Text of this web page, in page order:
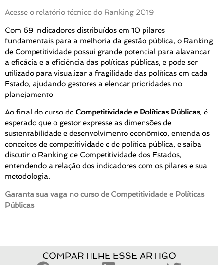
Acesse o relatório técnico do Ranking 2019
Com 69 indicadores distribuídos em 10 pilares
fundamentais para a melhoria da gestão pública, o Ranking
de Competitividade possui grande potencial para alavancar
a eficácia e a eficiência das políticas públicas, e pode ser
utilizado para visualizar a fragilidade das políticas em cada
Estado, ajudando gestores a elencar prioridades no
planejamento.
Ao final do curso de Competitividade e Políticas Públicas, é
esperado que o gestor expresse as dimensões de
sustentabilidade e desenvolvimento econômico, entenda os
conceitos de competitividade e de política pública, e saiba
discutir o Ranking de Competitividade dos Estados,
entendendo a relação dos indicadores com os pilares e sua
metodologia.
Garanta sua vaga no curso de Competitividade e Políticas
Públicas
COMPARTILHE ESSE ARTIGO